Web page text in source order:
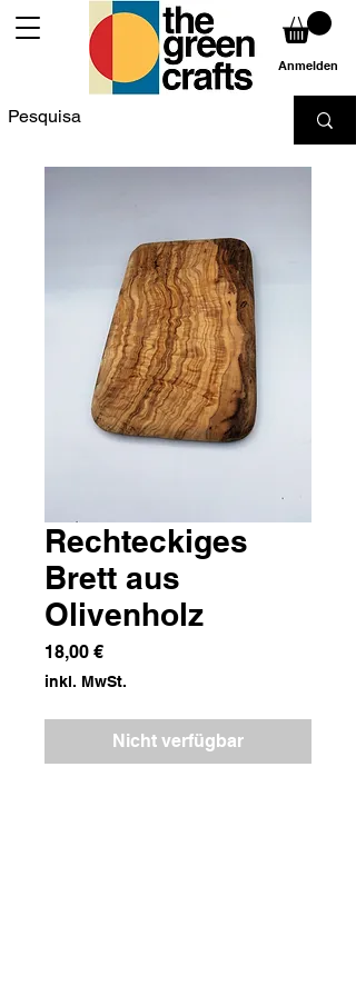
Anmelden
Rechteckiges
Brett aus
Olivenholz
18,00 €Preis
inkl. MwSt.
Nicht verfügbar